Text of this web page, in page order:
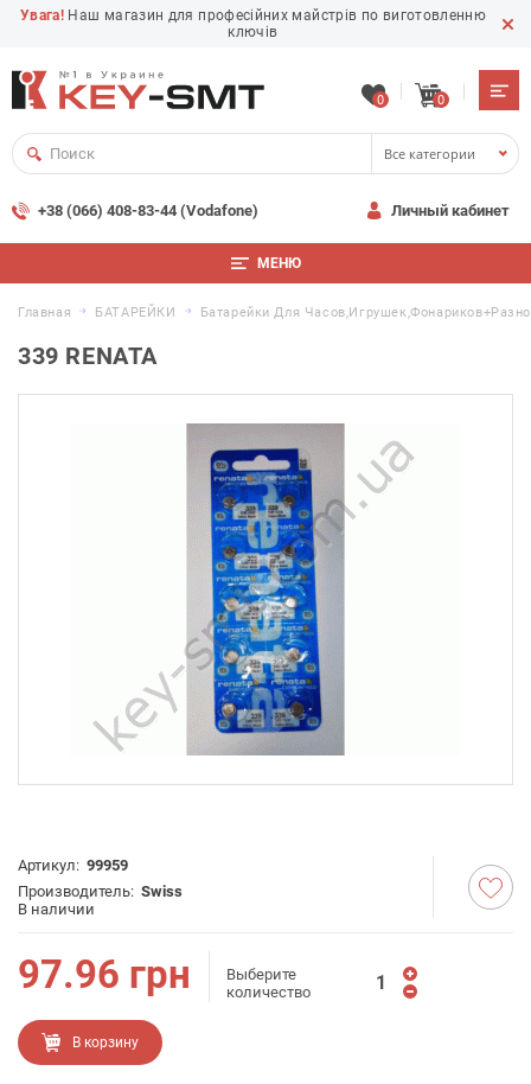
Увага! Наш магазин для професійних майстрів по виготовленню
ключів
0 0
Все категории
+38 (066) 408-83-44 (Vodafone) Личный кабинет
МЕНЮ
Главная БАТАРЕЙКИ Батарейки Для
339 RENATA
Артикул: 99959
Производитель: Swiss
В наличии
97.96 грн
Выберите
количество
В корзину